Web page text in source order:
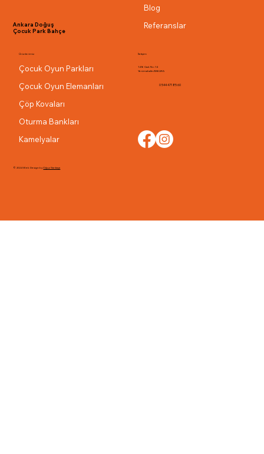
Ankara Doğuş
Çocuk Park Bahçe
Ürünlerimiz
Çocuk Oyun Parkları
Çocuk Oyun Elemanları
Çöp Kovaları
Oturma Bankları
Kamelyalar
Blog
Referanslar
İletişim
1416 Cad. No:14
Yenimahalle/ANKARA
0 544 471 85 60
© 2024 Web Design byOğuz Sarıkaya